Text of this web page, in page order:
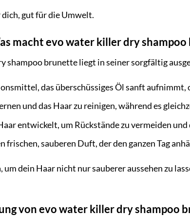
gut für die Umwelt.
macht evo water killer dry
shampoo brunette liegt in seiner sorgfältig
das überschüssiges Öl sanft aufnimmt,
und das Haar zu reinigen, während es
entwickelt, um Rückstände zu vermeiden
frischen, sauberen Duft, der den ganzen Tag
dein Haar nicht nur sauberer aussehen zu
von evo water killer dry shampoo